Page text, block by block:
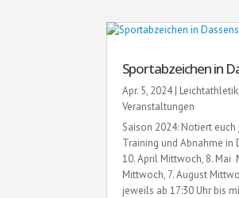
Sportabzeichen in
Apr. 5, 2024| Leichtathletik
Veranstaltungen
Saison 2024: Notiert
Training und Abnahme
10. April Mittwoch, 8. Mai
Mittwoch, 7. August
jeweils ab 17:30 Uhr bis